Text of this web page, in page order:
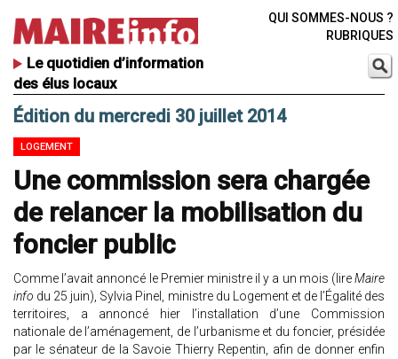
Le quotidien d’information
des élus locaux
QUI SOMMES-NOUS ?
RUBRIQUES
Édition du mercredi 30 juillet 2014
LOGEMENT
Une commission sera chargée
de relancer la mobilisation du
foncier public
Comme l’avait annoncé le Premier ministre il y a un mois (lireMaire
info du 25 juin), Sylvia Pinel, ministre du Logement et de l’Égalité des
territoires, a annoncé hier l’installation d’une Commission
nationale de l’aménagement, de l’urbanisme et du foncier, présidée
par le sénateur de la Savoie Thierry Repentin, afin de donner enfin